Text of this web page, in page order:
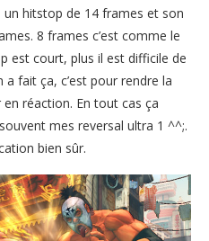
hitstop de 14 frames et son
8 frames c’est comme le
est court, plus il est difficile de
a fait ça, c’est pour rendre la
réaction. En tout cas ça
mes reversal ultra 1 ^^;.
bien sûr.